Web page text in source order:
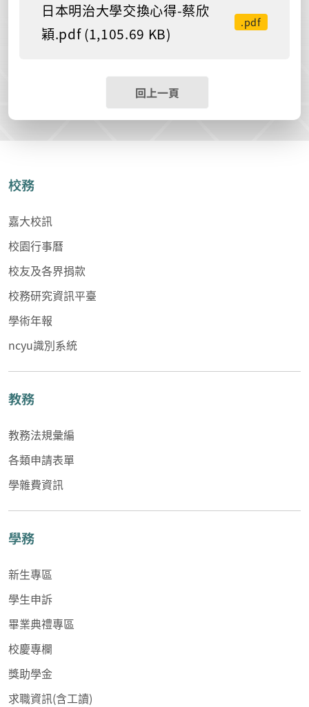
日本明治大學交換心得-蔡欣
穎.pdf (1,105.69 KB)
.pdf
回上一頁
校務
嘉大校訊
校園行事曆
校友及各界捐款
校務研究資訊平臺
學術年報
ncyu識別系統
教務
教務法規彙編
各類申請表單
學雜費資訊
學務
新生專區
學生申訴
畢業典禮專區
校慶專欄
獎助學金
求職資訊(含工讀)